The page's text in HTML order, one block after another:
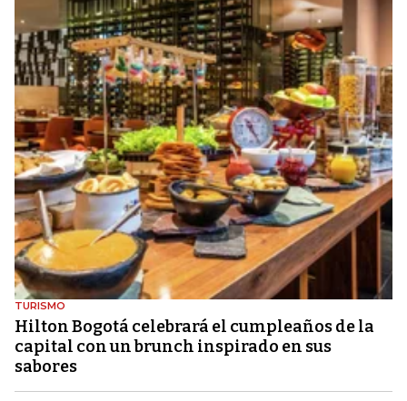
TURISMO
Hilton Bogotá celebrará el cumpleaños de la
capital con un brunch inspirado en sus
sabores